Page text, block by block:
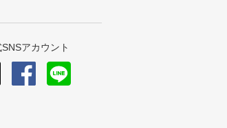
アカウント